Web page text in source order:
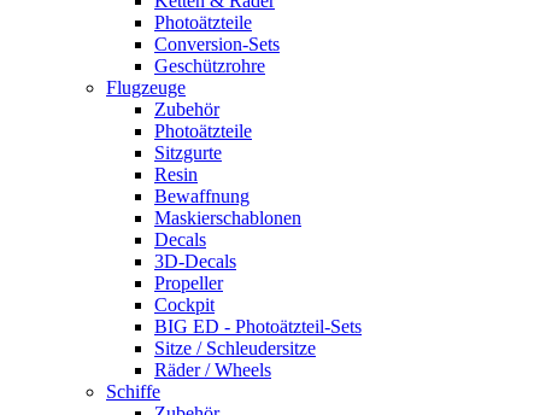
Photoätzteile
Conversion-Sets
Geschützrohre
Flugzeuge
Zubehör
Photoätzteile
Sitzgurte
Resin
Bewaffnung
Maskierschablonen
Decals
3D-Decals
Propeller
Cockpit
BIG ED - Photoätzteil-Sets
Sitze / Schleudersitze
Räder / Wheels
Schiffe